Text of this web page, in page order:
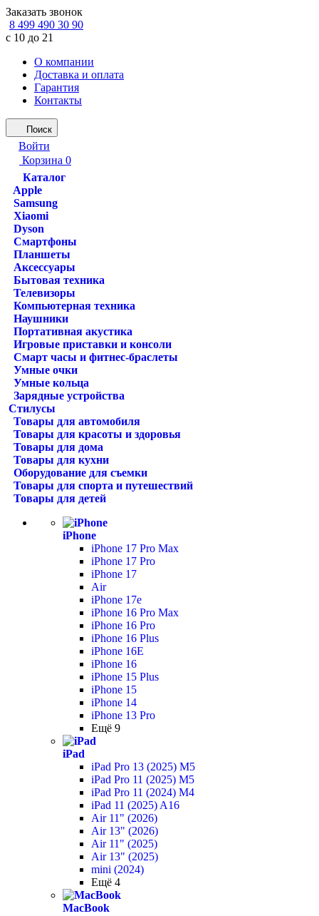
Заказать звонок
8 499 490 30 90
с 10 до 21
О компании
Доставка и оплата
Гарантия
Контакты
Поиск
Войти
Корзина 0
Каталог
Apple
Samsung
Xiaomi
Dyson
Смартфоны
Планшеты
Аксессуары
Бытовая техника
Телевизоры
Компьютерная техника
Наушники
Портативная акустика
Игровые приставки и консоли
Смарт часы и фитнес-браслеты
Умные очки
Умные кольца
Зарядные устройства
Стилусы
Товары для автомобиля
Товары для красоты и здоровья
Товары для дома
Товары для кухни
Оборудование для съемки
Товары для спорта и путешествий
Товары для детей
iPhone
iPhone 17 Pro Max
iPhone 17 Pro
iPhone 17
Air
iPhone 17e
iPhone 16 Pro Max
iPhone 16 Pro
iPhone 16 Plus
iPhone 16E
iPhone 16
iPhone 15 Plus
iPhone 15
iPhone 14
iPhone 13 Pro
Ещё 9
iPad
iPad Pro 13 (2025) M5
iPad Pro 11 (2025) M5
iPad Pro 11 (2024) M4
iPad 11 (2025) A16
Air 11" (2026)
Air 13" (2026)
Air 11" (2025)
Air 13" (2025)
mini (2024)
Ещё 4
MacBook